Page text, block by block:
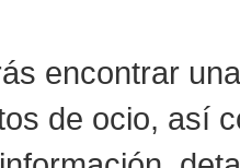
encontrar
de ocio, así